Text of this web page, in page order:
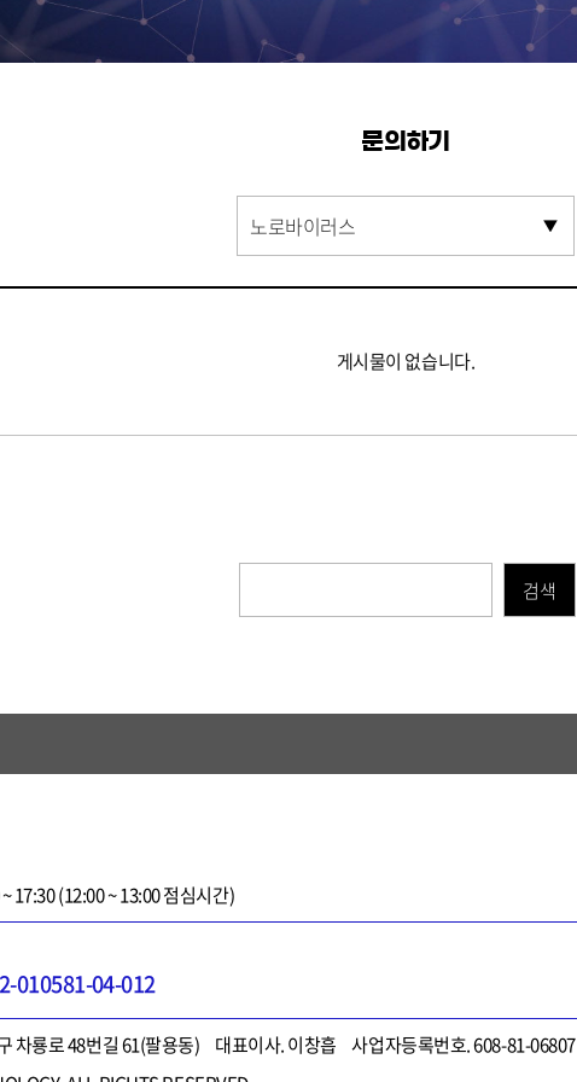
문의하기
게시물이 없습니다.
검색
17:30 (12:00 ~ 13:00 점심시간)
010581-04-012
차룡로 48번길 61(팔용동) 대표이사. 이창흡 사업자등록번호. 608-81-06807